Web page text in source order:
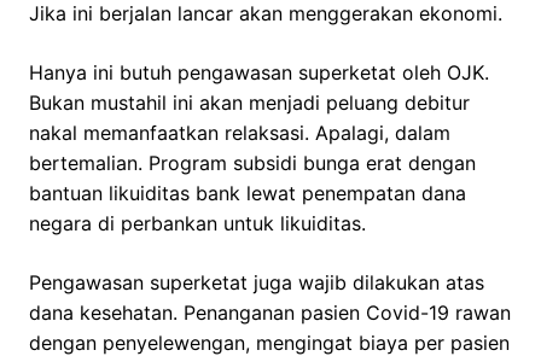
Jika ini berjalan lancar akan menggerakan ekonomi.
Hanya ini butuh pengawasan superketat oleh OJK.
Bukan mustahil ini akan menjadi peluang debitur
nakal memanfaatkan relaksasi. Apalagi, dalam
bertemalian. Program subsidi bunga erat dengan
bantuan likuiditas bank lewat penempatan dana
negara di perbankan untuk likuiditas.
Pengawasan superketat juga wajib dilakukan atas
dana kesehatan. Penanganan pasien Covid-19 rawan
dengan penyelewengan, mengingat biaya per pasien